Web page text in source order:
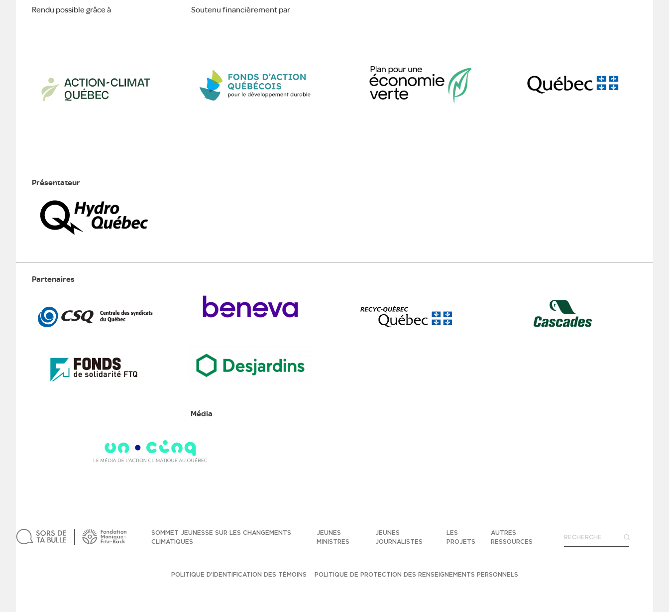
Rendu possible grâce à Soutenu financièrement par
Présentateur
Partenaires
Média
SOMMET JEUNESSE SUR LES CHANGEMENTS
CLIMATIQUES
JEUNES
MINISTRES
JEUNES
JOURNALISTES
LES
PROJETS
AUTRES
RESSOURCES
POLITIQUE D’IDENTIFICATION DES TÉMOINS POLITIQUE DE PROTECTION DES RENSEIGNEMENTS PERSONNELS